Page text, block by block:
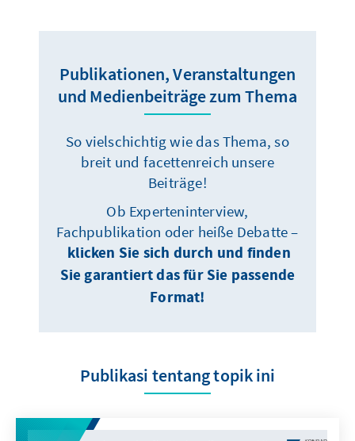
Publikationen, Veranstaltungen
und Medienbeiträge zum Thema
So vielschichtig wie das Thema, so
breit und facettenreich unsere
Beiträge!
Ob Experteninterview,
Fachpublikation oder heiße Debatte –
klicken Sie sich durch und finden
Sie garantiert das für Sie passende
Format!
Publikasi tentang topik ini